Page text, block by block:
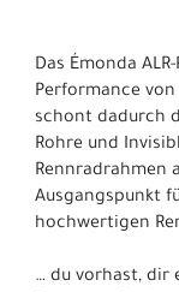
Das Émonda
Performance
schont dadurch
Rohre und
Rennradrahmen
Ausgangspunkt
hochwertigen
… du vorhast, dir